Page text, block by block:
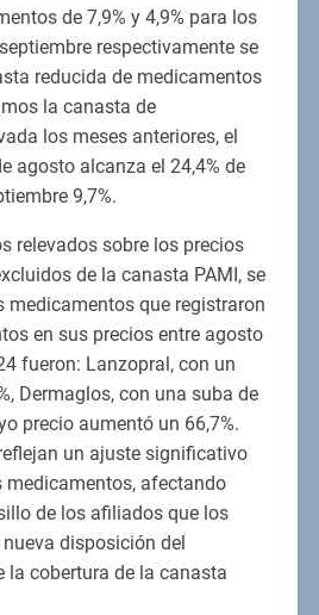
de 7,9% y 4,9% para los
respectivamente se
reducida de medicamentos
la canasta de
los meses anteriores, el
agosto alcanza el 24,4% de
9,7%.
relevados sobre los precios
de la canasta PAMI, se
medicamentos que registraron
en sus precios entre agosto
fueron: Lanzopral, con un
Dermaglos, con una suba de
precio aumentó un 66,7%.
un ajuste significativo
medicamentos, afectando
de los afiliados que los
disposición del
la cobertura de la canasta